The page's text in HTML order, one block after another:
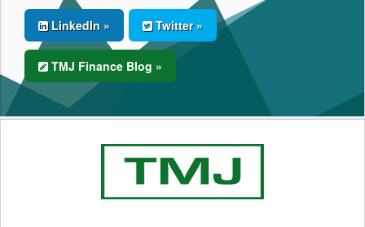
LinkedIn » Twitter »
TMJ Finance Blog »